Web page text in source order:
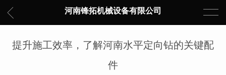
河南锋拓机械设备有限公司
提升施工效率，了解河南水平定向钻的关键配
件